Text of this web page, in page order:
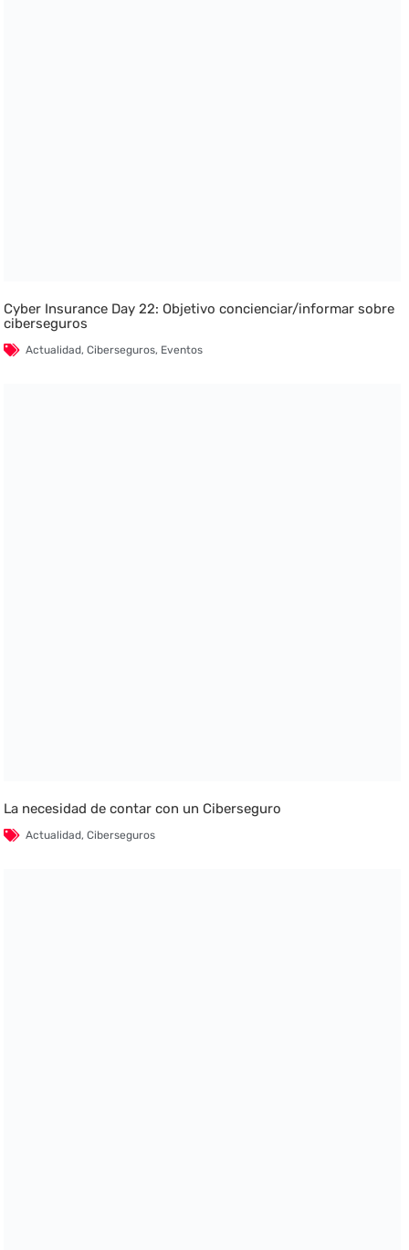
Cyber Insurance Day 22: Objetivo concienciar/informar sobre
ciberseguros
Actualidad,Ciberseguros, Eventos
La necesidad de contar con un Ciberseguro
Actualidad,Ciberseguros